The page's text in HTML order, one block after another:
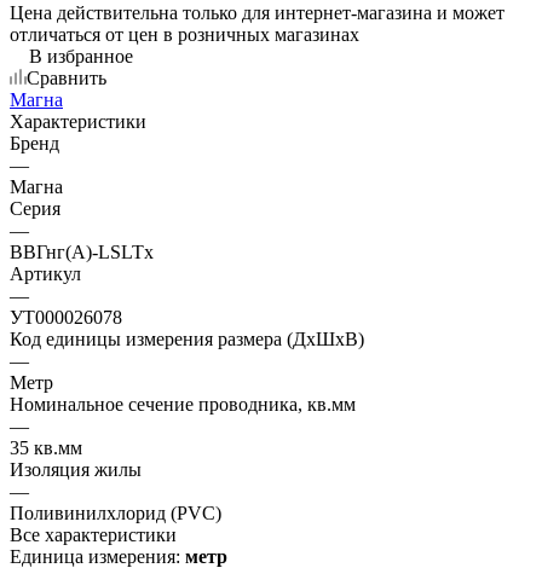
Цена действительна только для интернет-магазина и может
отличаться от цен в розничных магазинах
В избранное
Сравнить
Магна
Характеристики
Бренд
—
Магна
Серия
—
ВВГнг(А)-LSLTx
Артикул
—
УТ000026078
Код единицы измерения размера (ДхШхВ)
—
Метр
Номинальное сечение проводника, кв.мм
—
35 кв.мм
Изоляция жилы
—
Поливинилхлорид (PVC)
Все характеристики
Единица измерения: метр